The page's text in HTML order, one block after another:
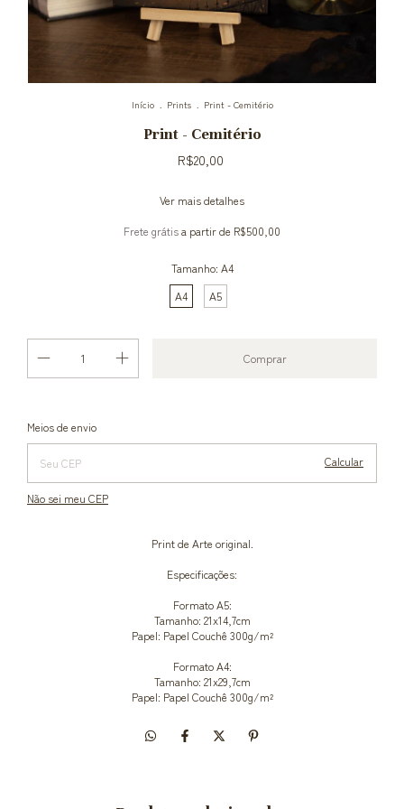
Início . Prints . Print - Cemitério
Print - Cemitério
R$20,00
Ver mais detalhes
Frete grátisa partir de R$500,00
Tamanho: A4
A4
A5
Entregas para o CEP:
Meios de envio
Calcular
Não sei meu CEP
Print de Arte original.
Especificações:
Formato A5:
Tamanho: 21x14,7cm
Papel: Papel Couchê 300g/m²
Formato A4:
Tamanho: 21x29,7cm
Papel: Papel Couchê 300g/m²